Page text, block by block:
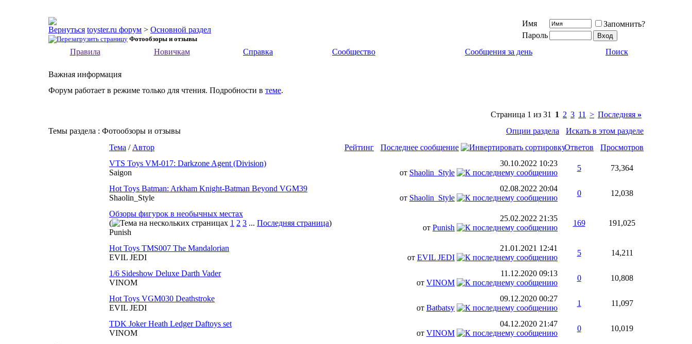
toyster.ru форум > Основной раздел
Фотообзоры и отзывы
Имя
Запомнить?
Пароль
Правила
Новичкам Справка Сообщество Сообщения за день Поиск
Важная информация
Форум работает в режиме только для чтения. Подробности в теме.
Страница 1 из 31 1 2 3 11 > Последняя »
Темы раздела : Фотообзоры и отзывы Опции раздела
Искать в этом разделе
Рейтинг
Тема / Автор Последнее сообщение Ответов
Просмотров
VTS Toys VM-017: Darkzone Agent (Division)
Saigon
30.10.2022 10:23
от Shaolin_Style
5 73,364
Hot Toys Batman: Arkham Knight-Batman Beyond VGM39
Shaolin_Style
02.08.2022 20:04
от Shaolin_Style
0 12,038
Обзоры фигурок в необычных местах
(
1 2 3 ... Последняя страница)
Punish
25.02.2022 21:35
от Punish
169 191,025
Hot Toys TMS007 The Mandalorian
EVIL JEDI
21.01.2021 12:41
от EVIL JEDI
5 14,211
1/6 Sideshow Deluxe Darth Vader
VINOM
11.12.2020 09:13
от VINOM
0 10,808
Hot Toys VGM030 Deathstroke
EVIL JEDI
09.12.2020 00:27
от Batbatsy
1 11,097
TDK Joker Heath Ledger Daftoys set
VINOM
04.12.2020 21:47
от VINOM
0 10,019